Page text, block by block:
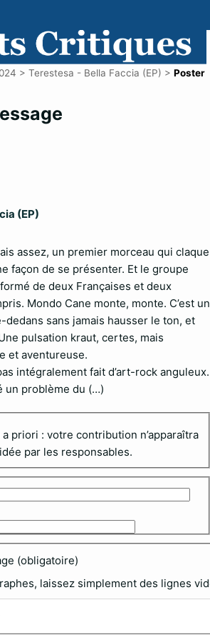
> Terestesa - Bella Faccia (EP) > Poster
(EP)
assez, un premier morceau qui claque
façon de se présenter. Et le groupe
de deux Françaises et deux
Mondo Cane monte, monte. C’est un
sans jamais hausser le ton, et
pulsation kraut, certes, mais
et aventureuse.
intégralement fait d’art-rock anguleux.
un problème du (…)
priori : votre contribution n’apparaîtra
par les responsables.
(obligatoire)
laissez simplement des lignes